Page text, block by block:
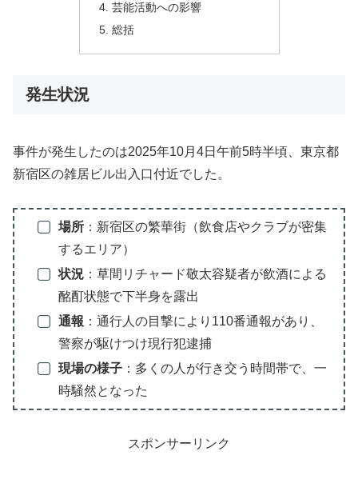
芸能活動への影響
総括
発生状況
事件が発生したのは2025年10月4日午前5時半頃、東京都
新宿区の雑居ビル出入口付近でした。
場所：新宿区の繁華街（飲食店やクラブが密集
するエリア）
状況：草間リチャード敬太容疑者が飲酒による
酩酊状態で下半身を露出
通報 ：通行人の目撃により110番通報があり、
警察が駆けつけ現行犯逮捕
現場の様子：多くの人が行き交う時間帯で、一
時騒然となった
スポンサーリンク